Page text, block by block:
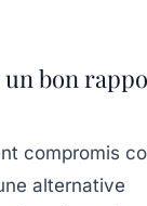
bon
compromis
alternative